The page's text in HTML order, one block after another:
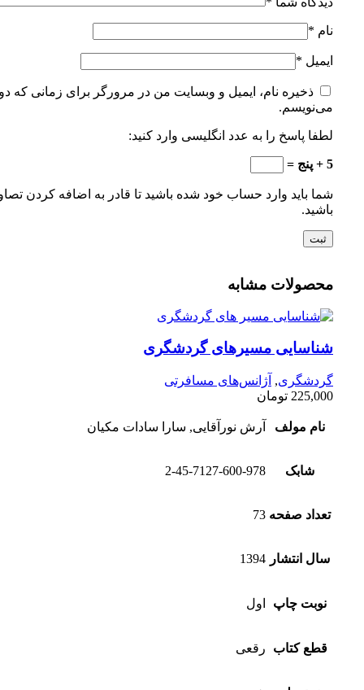
نام *
ایمیل *
ذخیره نام، ایمیل و وبسایت من در مرورگر برای زمانی که
می‌نویسم.
لطفا پاسخ را به عدد انگلیسی وارد کنید:
5 + پنج =
شما باید وارد حساب خود شده باشید تا قادر به اضافه کردن
باشید.
محصولات مشابه
شناسایی مسیرهای گردشگری
گردشگری, آژانس‌های مسافرتی
225,000 تومان
نام مولف آرش نورآقایی, سارا سادات مکیان
شابک 2-45-7127-600-978
تعداد صفحه 73
سال انتشار 1394
نوبت چاپ اول
قطع کتاب رقعی